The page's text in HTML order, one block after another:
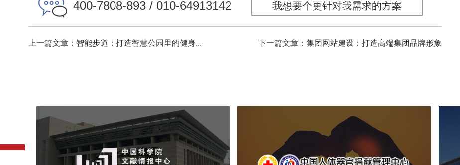
400-7808-893 / 010-64913142 我想要个更针对我需求的方案
上一篇文章：智能步道：打造智慧公园里的健身... 下一篇文章：集团网站建设：打造高端集团品牌形象
中国科学院文献情报中心
中国人体器官捐献管理中心